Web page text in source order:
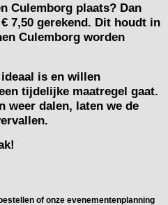
Culemborg plaats? Dan
7,50 gerekend. Dit houdt in
Culemborg worden
is en willen
tijdelijke maatregel gaat.
weer dalen, laten we de
of onze evenementenplanning